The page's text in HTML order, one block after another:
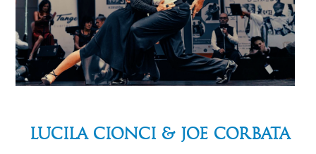
Lucila Cionci & Joe Corbata